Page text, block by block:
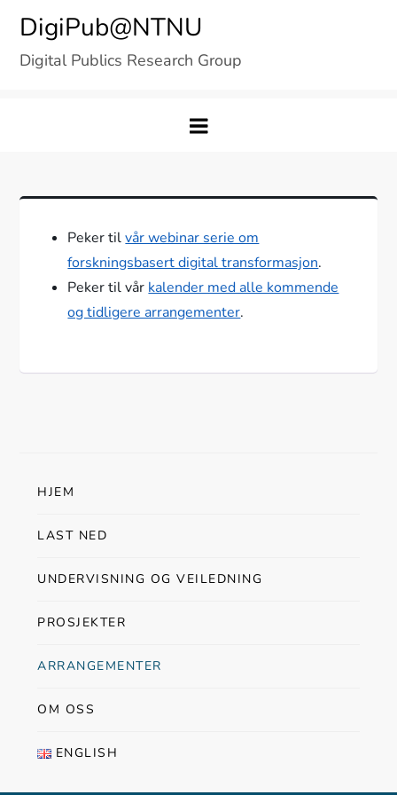
content
DigiPub@NTNU
Digital Publics Research Group
Peker tilvår webinar serie om
forskningsbasert digital transformasjon.
Peker til vår kalender med alle kommende
og tidligere arrangementer.
HJEM
LAST NED
UNDERVISNING OG VEILEDNING
PROSJEKTER
ARRANGEMENTER
OM OSS
ENGLISH